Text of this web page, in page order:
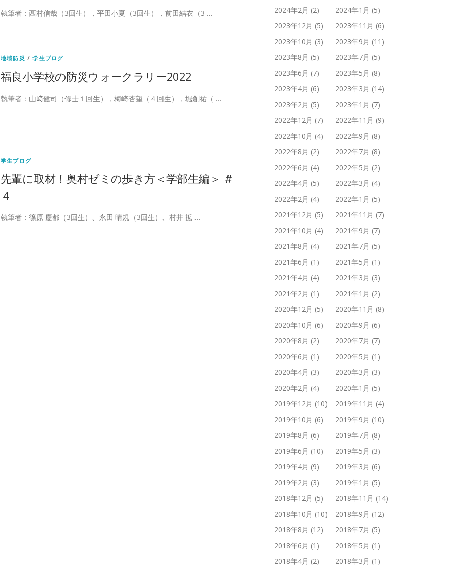
執筆者：西村信哉（3回生），平田小夏（3回生），前田結衣（3 …
地域防災 /学生ブログ
福良小学校の防災ウォークラリー2022
執筆者：山﨑健司（修士１回生），梅崎杏望（４回生），堀創祐（ …
学生ブログ
先輩に取材！奥村ゼミの歩き方＜学部生編＞ ＃
４
執筆者：篠原 慶都（3回生）、永田 晴規（3回生）、村井 拡 …
2024年2月 (2) 2024年1月 (5)
2023年12月 (5) 2023年11月 (6)
2023年10月 (3) 2023年9月 (11)
2023年8月 (5) 2023年7月 (5)
2023年6月 (7) 2023年5月 (8)
2023年4月 (6) 2023年3月 (14)
2023年2月 (5) 2023年1月 (7)
2022年12月 (7) 2022年11月 (9)
2022年10月 (4) 2022年9月 (8)
2022年8月 (2) 2022年7月 (8)
2022年6月 (4) 2022年5月 (2)
2022年4月 (5) 2022年3月 (4)
2022年2月 (4) 2022年1月 (5)
2021年12月 (5) 2021年11月 (7)
2021年10月 (4) 2021年9月 (7)
2021年8月 (4) 2021年7月 (5)
2021年6月 (1) 2021年5月 (1)
2021年4月 (4) 2021年3月 (3)
2021年2月 (1) 2021年1月 (2)
2020年12月 (5) 2020年11月 (8)
2020年10月 (6) 2020年9月 (6)
2020年8月 (2) 2020年7月 (7)
2020年6月 (1) 2020年5月 (1)
2020年4月 (3) 2020年3月 (3)
2020年2月 (4) 2020年1月 (5)
2019年12月 (10) 2019年11月 (4)
2019年10月 (6) 2019年9月 (10)
2019年8月 (6) 2019年7月 (8)
2019年6月 (10) 2019年5月 (3)
2019年4月 (9) 2019年3月 (6)
2019年2月 (3) 2019年1月 (5)
2018年12月 (5) 2018年11月 (14)
2018年10月 (10) 2018年9月 (12)
2018年8月 (12) 2018年7月 (5)
2018年6月 (1) 2018年5月 (1)
2018年4月 (2) 2018年3月 (1)